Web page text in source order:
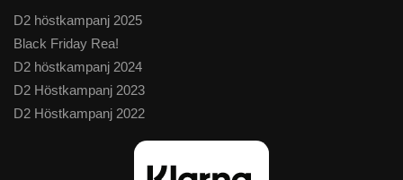
D2 höstkampanj 2025
Black Friday Rea!
D2 höstkampanj 2024
D2 Höstkampanj 2023
D2 Höstkampanj 2022